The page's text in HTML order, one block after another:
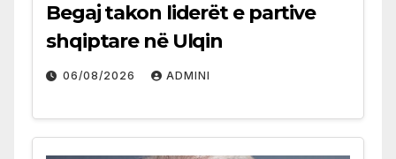
Begaj takon liderët e partive
shqiptare në Ulqin
06/08/2026 ADMINI